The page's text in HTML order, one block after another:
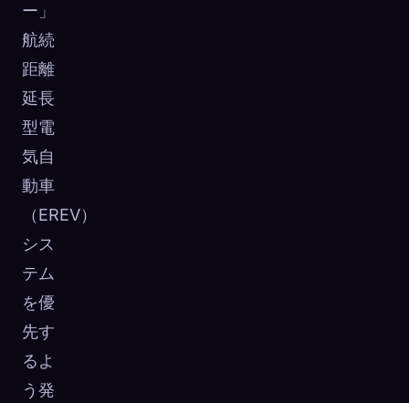
ー」
航続
距離
延長
型電
気自
動車
（EREV）
シス
テム
を優
先す
るよ
う発